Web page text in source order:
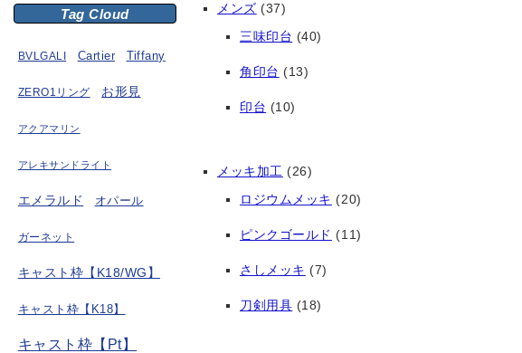
Tag Cloud
BVLGALI Cartier Tiffany
ZERO1リング お形見
アクアマリン
アレキサンドライト
エメラルド オパール
ガーネット
キャスト枠【K18/WG】
キャスト枠【K18】
キャスト枠【Pt】
メンズ (37)
三味印台 (40)
角印台 (13)
印台 (10)
メッキ加工 (26)
ロジウムメッキ (20)
ピンクゴールド (11)
さしメッキ (7)
刀剣用具 (18)